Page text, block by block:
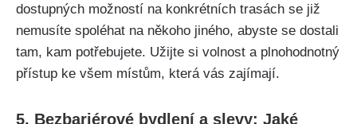
dostupných možností na konkrétních trasách se již
nemusíte spoléhat na někoho jiného, abyste se dostali
tam, kam potřebujete. Užijte si volnost a plnohodnotný
přístup ke všem místům, která vás zajímají.
5. Bezbariérové bydlení a slevy: Jaké